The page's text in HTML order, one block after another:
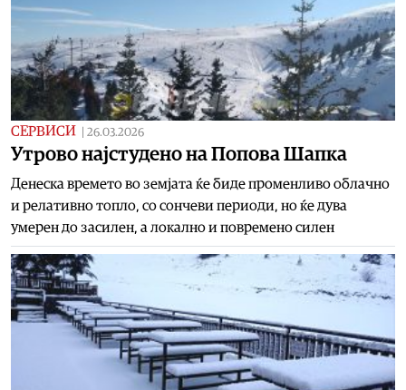
СЕРВИСИ 26.03.2026
Утрово најстудено на Попова Шапка
Денеска времето во земјата ќе биде променливо облачно
и релативно топло, со сончеви периоди, но ќе дува
умерен до засилен, а локално и повремено силен